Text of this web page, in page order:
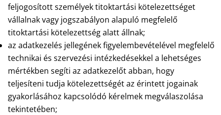
feljogosított személyek titoktartási kötelezettséget
vállalnak vagy jogszabályon alapuló megfelelő
titoktartási kötelezettség alatt állnak;
az adatkezelés jellegének figyelembevételével megfelelő
technikai és szervezési intézkedésekkel a lehetséges
mértékben segíti az adatkezelőt abban, hogy
teljesíteni tudja kötelezettségét az érintett jogainak
gyakorlásához kapcsolódó kérelmek megválaszolása
tekintetében;